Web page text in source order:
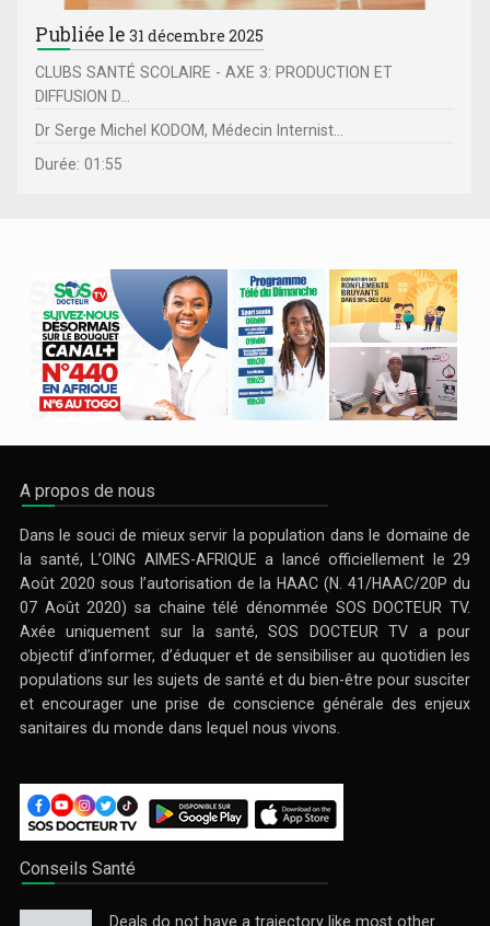
Publiée le31 décembre 2025
CLUBS SANTÉ SCOLAIRE - AXE 3: PRODUCTION ET
DIFFUSION D...
Dr Serge Michel KODOM, Médecin Internist...
Durée: 01:55
A propos de nous
Dans le souci de mieux servir la population dans le domaine de
la santé, L’OING AIMES-AFRIQUE a lancé officiellement le 29
Août 2020 sous l’autorisation de la HAAC (N. 41/HAAC/20P du
07 Août 2020) sa chaine télé dénommée SOS DOCTEUR TV.
Axée uniquement sur la santé, SOS DOCTEUR TV a pour
objectif d’informer, d’éduquer et de sensibiliser au quotidien les
populations sur les sujets de santé et du bien-être pour susciter
et encourager une prise de conscience générale des enjeux
sanitaires du monde dans lequel nous vivons.
Conseils Santé
Deals do not have a trajectory like most other